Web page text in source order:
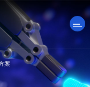
产品中心
案